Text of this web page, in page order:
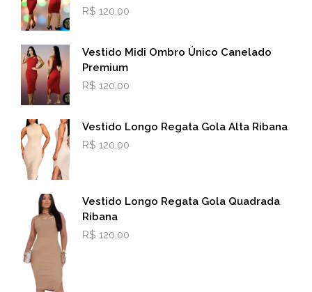
R$ 120,00
Vestido Midi Ombro Único Canelado
Premium
R$ 120,00
Vestido Longo Regata Gola Alta Ribana
R$ 120,00
Vestido Longo Regata Gola Quadrada
Ribana
R$ 120,00